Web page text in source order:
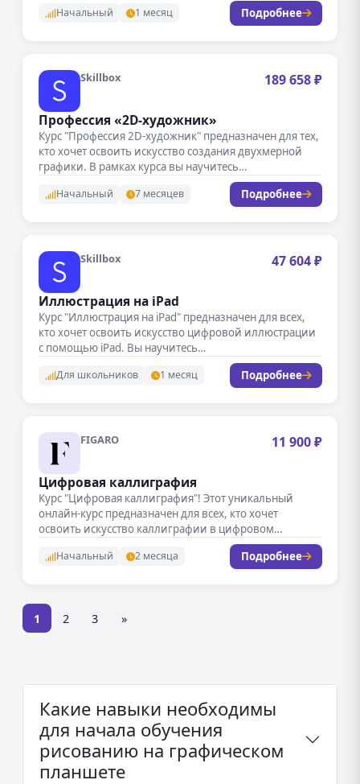
Начальный 1 месяц Подробнее
Skillbox 189 658 ₽
Профессия «2D-художник»
Курс "Профессия 2D-художник" предназначен для тех,
кто хочет освоить искусство создания двухмерной
графики. В рамках курса вы научитесь…
Начальный 7 месяцев Подробнее
Skillbox 47 604 ₽
Иллюстрация на iPad
Курс "Иллюстрация на iPad" предназначен для всех,
кто хочет освоить искусство цифровой иллюстрации
с помощью iPad. Вы научитесь…
Для школьников 1 месяц Подробнее
FIGARO 11 900 ₽
Цифровая каллиграфия
Курс "Цифровая каллиграфия"! Этот уникальный
онлайн-курс предназначен для всех, кто хочет
освоить искусство каллиграфии в цифровом
Начальный 2 месяца Подробнее
1 2 3 »
Какие навыки необходимы
для начала обучения
рисованию на графическом
планшете